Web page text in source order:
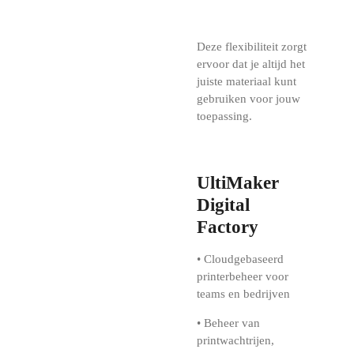
Deze flexibiliteit zorgt
ervoor dat je altijd het
juiste materiaal kunt
gebruiken voor jouw
toepassing.
UltiMaker
Digital
Factory
• Cloudgebaseerd
printerbeheer voor
teams en bedrijven
• Beheer van
printwachtrijen,